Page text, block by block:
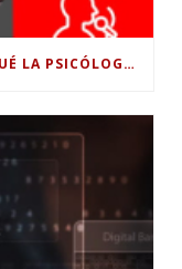
¿LE CONFÍAS TODO A LA IA? POR QUÉ LA PSICÓLOGA DICE QUE ESO PUEDE COSTARTE TUS PROPIAS HABILIDADES